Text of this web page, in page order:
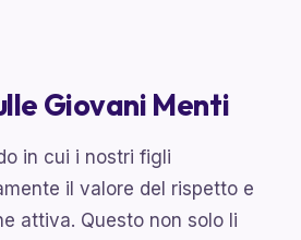
Giovani Menti
in cui i nostri figli
il valore del rispetto e
attiva. Questo non solo li